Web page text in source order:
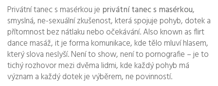
Privátní tanec s masérkou je privátní tanec s masérkou,
smyslná, ne-sexuální zkušenost, která spojuje pohyb, dotek a
přítomnost bez nátlaku nebo očekávání. Also known asflirt
dance masáž, it je forma komunikace, kde tělo mluví hlasem,
který slova neslyší.Není to show, není to pornografie – je to
tichý rozhovor mezi dvěma lidmi, kde každý pohyb má
význam a každý dotek je výběrem, ne povinností.